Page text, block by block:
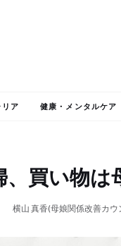
リア 健康・メンタルケア
買い物
横山 真香(母娘関係改善カウ